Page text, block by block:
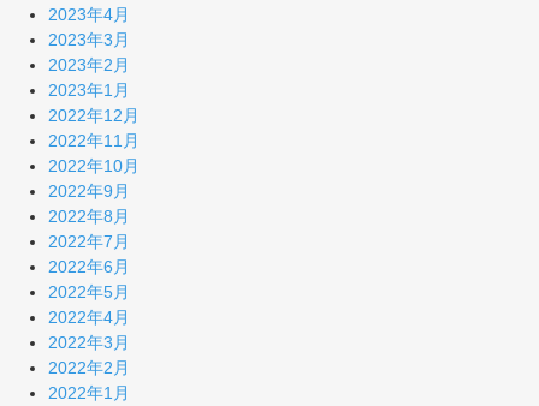
2023年4月
2023年3月
2023年2月
2023年1月
2022年12月
2022年11月
2022年10月
2022年9月
2022年8月
2022年7月
2022年6月
2022年5月
2022年4月
2022年3月
2022年2月
2022年1月